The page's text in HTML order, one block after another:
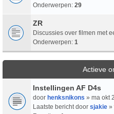
Onderwerpen: 29
ZR
Discussies over filmen met
Onderwerpen: 1
Actieve
Instellingen AF D4s
door henksnikons » ma okt
Laatste bericht door sjakie »